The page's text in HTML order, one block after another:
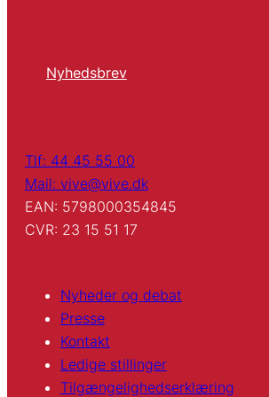
Nyhedsbrev
Tlf: 44 45 55 00
Mail: vive@vive.dk
EAN: 5798000354845
CVR: 23 15 51 17
Nyheder og debat
Presse
Kontakt
Ledige stillinger
Tilgængelighedserklæring